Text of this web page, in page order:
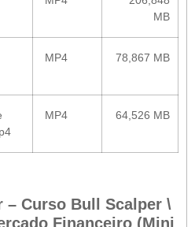
MB
MP4 78,867 MB
MP4 64,526 MB
– Curso Bull Scalper \
Financeiro (Mini